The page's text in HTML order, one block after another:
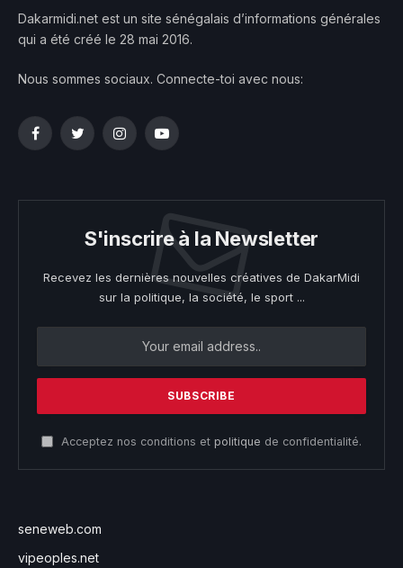
Dakarmidi.net est un site sénégalais d’informations générales
qui a été créé le 28 mai 2016.
Nous sommes sociaux. Connecte-toi avec nous:
FacebookTwitterInstagramYouTube
S'inscrire à la Newsletter
Recevez les dernières nouvelles créatives de DakarMidi
sur la politique, la société, le sport ...
Acceptez nos conditions et politique de confidentialité.
seneweb.com
vipeoples.net